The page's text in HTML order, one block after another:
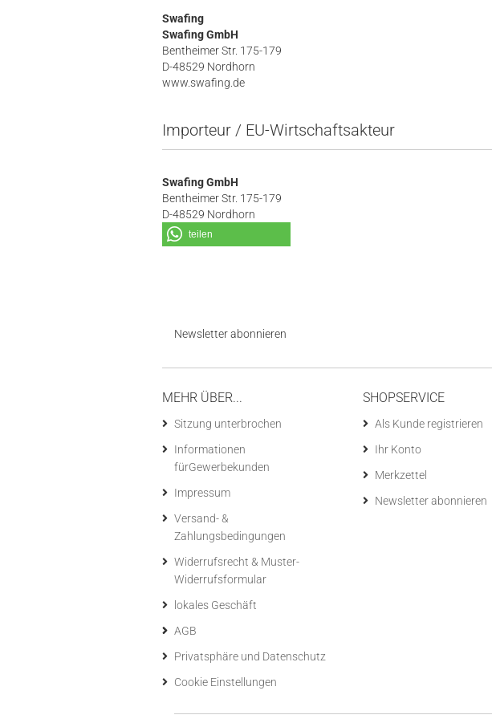
Swafing
Swafing GmbH
Bentheimer Str. 175-179
D-48529 Nordhorn
www.swafing.de
Importeur / EU-Wirtschaftsakteur
Swafing GmbH
Bentheimer Str. 175-179
D-48529 Nordhorn
teilen
Newsletter abonnieren
MEHR ÜBER...
Sitzung unterbrochen
Informationen
fürGewerbekunden
Impressum
Versand- &
Zahlungsbedingungen
Widerrufsrecht & Muster-
Widerrufsformular
lokales Geschäft
AGB
Privatsphäre und Datenschutz
Cookie Einstellungen
SHOPSERVICE
Als Kunde registrieren
Ihr Konto
Merkzettel
Newsletter abonnieren